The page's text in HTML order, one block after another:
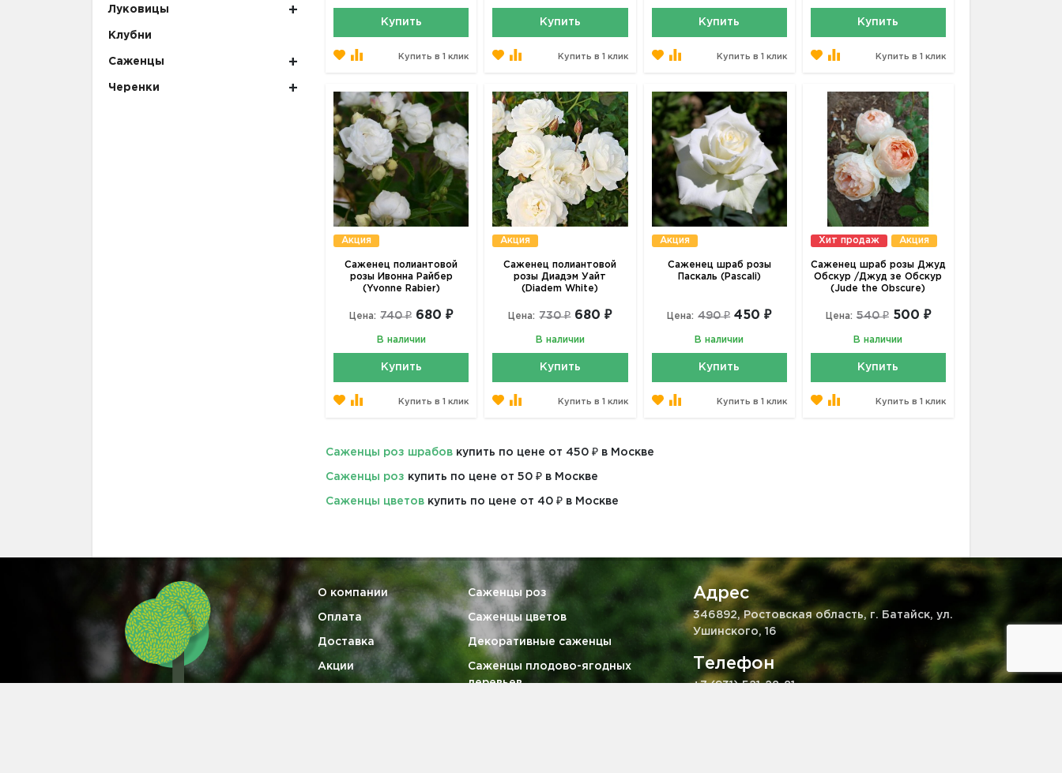
Луковицы
Клубни
Саженцы
Черенки
Купить
Купить в 1 клик
Купить
Купить в 1 клик
Купить
Купить в 1 клик
Купить
Купить в 1 клик
Акция
Саженец полиантовой
розы Ивонна Райбер
(Yvonne Rabier)
Цена: 740 ₽ 680 ₽
В наличии
Купить
Купить в 1 клик
Акция
Саженец полиантовой
розы Диадэм Уайт
(Diadem White)
Цена: 730 ₽ 680 ₽
В наличии
Купить
Купить в 1 клик
Акция
Саженец шраб розы
Паскаль (Pascali)
Цена: 490 ₽ 450 ₽
В наличии
Купить
Купить в 1 клик
Хит продаж Акция
Саженец шраб розы Джуд
Обскур /Джуд зе Обскур
(Jude the Obscure)
Цена: 540 ₽ 500 ₽
В наличии
Купить
Купить в 1 клик
Саженцы роз шрабов купить по цене от 450 ₽ в Москве
Саженцы роз купить по цене от 50 ₽ в Москве
Саженцы цветов купить по цене от 40 ₽ в Москве
О компании
Оплата
Доставка
Акции
Саженцы роз
Саженцы цветов
Декоративные саженцы
Саженцы плодово-ягодных
деревьев
Адрес
346892, Ростовская область, г. Батайск, ул.
Ушинского, 16
Телефон
+7 (931) 521-28-81